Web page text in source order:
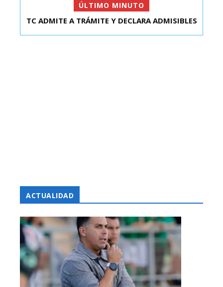
ÚLTIMO MINUTO
EXDIPUTADO LAVÍN SALIÓ DE CAPITÁN YÁBER
TC ADMITE A TRÁMITE Y DECLARA ADMISIBLES
ACTUALIDAD